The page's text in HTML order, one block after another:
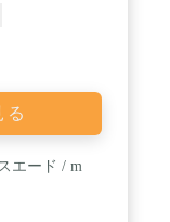
エード / m